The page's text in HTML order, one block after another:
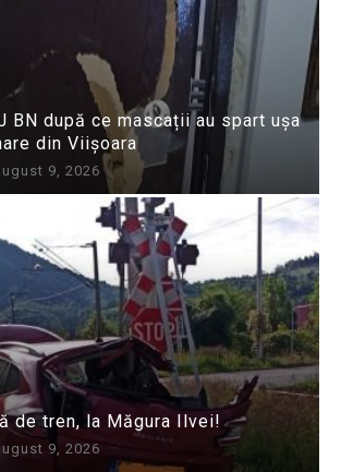
BN după ce mascații au spart ușa
din Viișoara
9, 2026
de tren, la Măgura Ilvei!
9, 2026